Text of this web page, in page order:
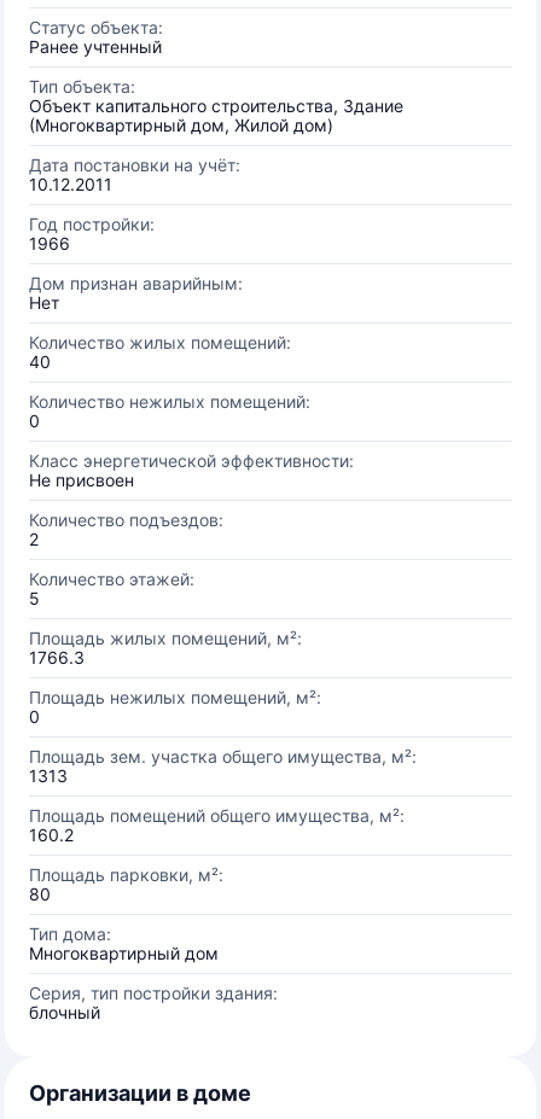
Статус объекта:
Ранее учтенный
Тип объекта:
Объект капитального строительства, Здание
(Многоквартирный дом, Жилой дом)
Дата постановки на учёт:
10.12.2011
Год постройки:
1966
Дом признан аварийным:
Нет
Количество жилых помещений:
40
Количество нежилых помещений:
0
Класс энергетической эффективности:
Не присвоен
Количество подъездов:
2
Количество этажей:
5
Площадь жилых помещений, м²:
1766.3
Площадь нежилых помещений, м²:
0
Площадь зем. участка общего имущества, м²:
1313
Площадь помещений общего имущества, м²:
160.2
Площадь парковки, м²:
80
Тип дома:
Многоквартирный дом
Серия, тип постройки здания:
блочный
Организации в доме